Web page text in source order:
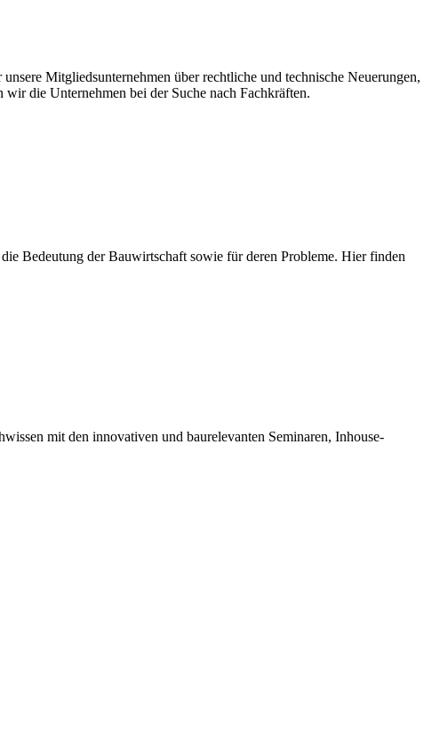
Mitgliedsunternehmen über rechtliche und technische Neuerungen,
die Unternehmen bei der Suche nach Fachkräften.
Bedeutung der Bauwirtschaft sowie für deren Probleme. Hier finden
mit den innovativen und baurelevanten Seminaren, Inhouse-